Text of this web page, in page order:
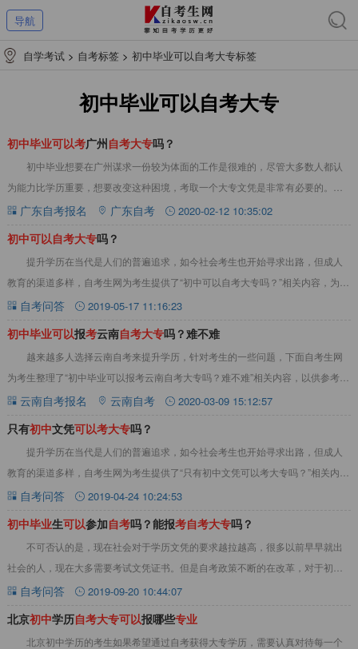
导航
自学考试 > 自考标签 > 初中毕业可以自考大专标签
初中毕业可以自考大专
初中毕业可以考广州自考大专吗？
初中毕业想要在广州谋求一份较为体面的工作是很难的，尽管大多数人都认
为能力比学历重要，想要改变这种困境，考取一个大专文凭是非常有必要的。那
初中毕业可以考广州自考大专吗？初中毕业可以考
广东自考报名 广东自考 2020-02-12 10:35:02
初中可以自考大专吗？
提升学历在当代是人们的普遍追求，如今社会考生也开始寻求出路，但成人
教育的渠道多样，自考生网为考生提供了“初中可以自考大专吗？”相关内容，为考
生解惑：问：初中可以自考大专吗？答：初中
自考问答 2019-05-17 11:16:23
初中毕业可以报考云南自考大专吗？难不难
越来越多人选择云南自考来提升学历，针对考生的一些问题，下面自考生网
为考生整理了“初中毕业可以报考云南自考大专吗？难不难”相关内容，以供参考。
&nbsp;初中毕业可以报考云南自考大专
云南自考报名 云南自考 2020-03-09 15:12:57
只有初中文凭可以考大专吗？
提升学历在当代是人们的普遍追求，如今社会考生也开始寻求出路，但成人
教育的渠道多样，自考生网为考生提供了“只有初中文凭可以考大专吗？”相关内
容，为考生解惑：问：只有初中文凭可以考大专
自考问答 2019-04-24 10:24:53
初中毕业生可以参加自考吗？能报考自考大专吗？
不可否认的是，现在社会对于学历文凭的要求越拉越高，很多以前早早就出
社会的人，现在大多需要考试文凭证书。但是自考政策不断的在改革，对于初中
毕业生可以参加自考吗？能报考自考大专吗？这一
自考问答 2019-09-20 10:44:07
北京初中学历自考大专可以报哪些专业
北京初中学历的考生如果希望通过自考获得大专学历，需要认真对待每一个